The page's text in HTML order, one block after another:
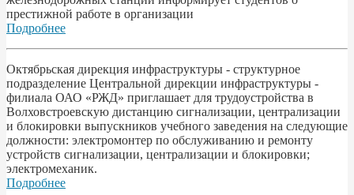
престижной работе в организации
Подробнее
Октябрьская дирекция инфраструктуры - структурное
подразделение Центральной дирекции инфраструктуры -
филиала ОАО «РЖД» приглашает для трудоустройства в
Волховстроевскую дистанцию сигнализации, централизации
и блокировки выпускников учебного заведения на следующие
должности: электромонтер по обслуживанию и ремонту
устройств сигнализации, централизации и блокировки;
электромеханик.
Подробнее